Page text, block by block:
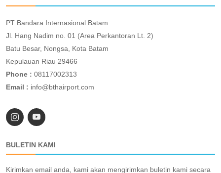
PT Bandara Internasional Batam
Jl. Hang Nadim no. 01 (Area Perkantoran Lt. 2)
Batu Besar, Nongsa, Kota Batam
Kepulauan Riau 29466
Phone : 08117002313
Email : info@bthairport.com
BULETIN KAMI
Kirimkan email anda, kami akan mengirimkan buletin kami secara